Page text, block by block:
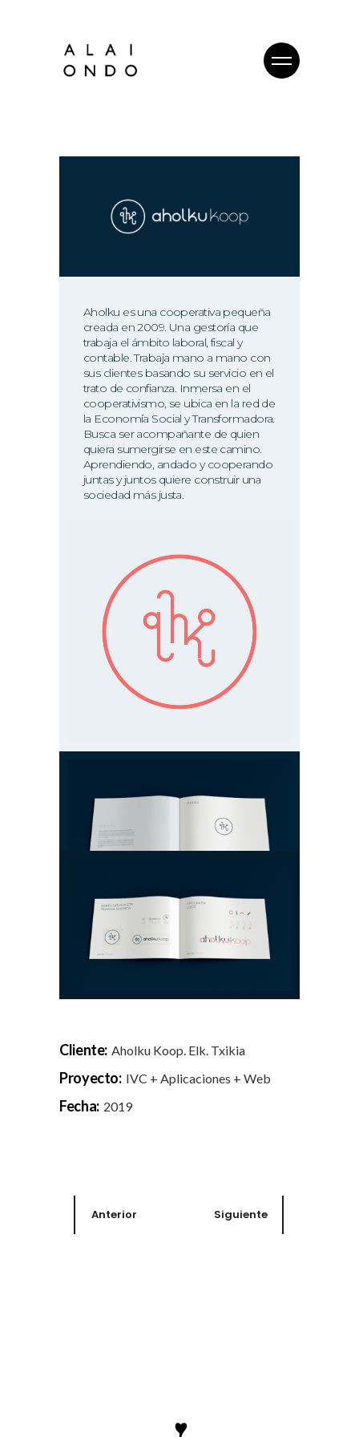
Aholku es una cooperativa pequeña
creada en 2009. Una gestoría que
trabaja el ámbito laboral, fiscal y
contable. Trabaja mano a mano con
sus clientes basando su servicio en el
trato de confianza. Inmersa en el
cooperativismo, se ubica en la red de
la Economía Social y Transformadora.
Busca ser acompañante de quien
quiera sumergirse en este camino.
Aprendiendo, andado y cooperando
juntas y juntos quiere construir una
sociedad más justa.
Cliente: Aholku Koop. Elk. Txikia
Proyecto: IVC + Aplicaciones + Web
Fecha: 2019
Anterior Siguiente